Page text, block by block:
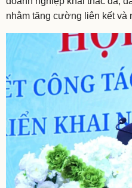
nhằm tăng cường liên kết và